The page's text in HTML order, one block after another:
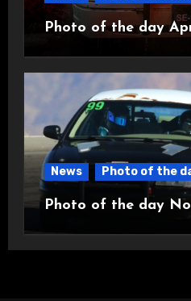
Photo of the day
News Photo of the
Photo of the day